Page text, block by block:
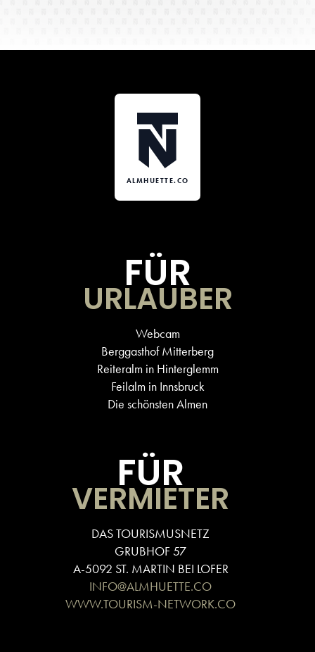
ALMHUETTE.CO
FÜR
URLAUBER
Webcam
Berggasthof Mitterberg
Reiteralm in Hinterglemm
Feilalm in Innsbruck
Die schönsten Almen
FÜR
VERMIETER
DAS TOURISMUSNETZ
GRUBHOF 57
A-5092 ST. MARTIN BEI LOFER
INFO@ALMHUETTE.CO
WWW.TOURISM-NETWORK.CO